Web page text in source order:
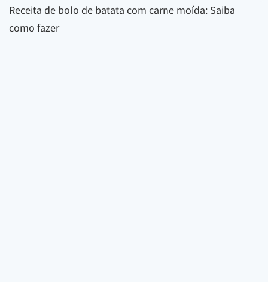
Receita de bolo de batata com carne moída: Saiba
como fazer